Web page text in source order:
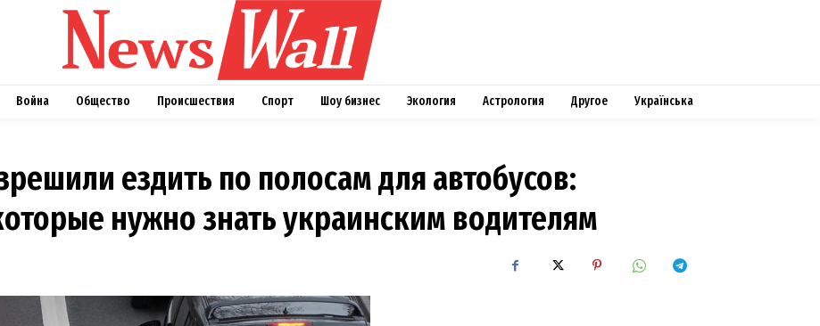
Война Общество Происшествия Спорт Шоу бизнес Экология Астрология Другое Українська
ездить по полосам для автобусов:
нужно знать украинским водителям